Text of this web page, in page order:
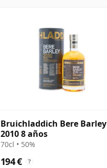
Bruichladdich Bere Barley
2010 8 años
70cl • 50%
194 € ?